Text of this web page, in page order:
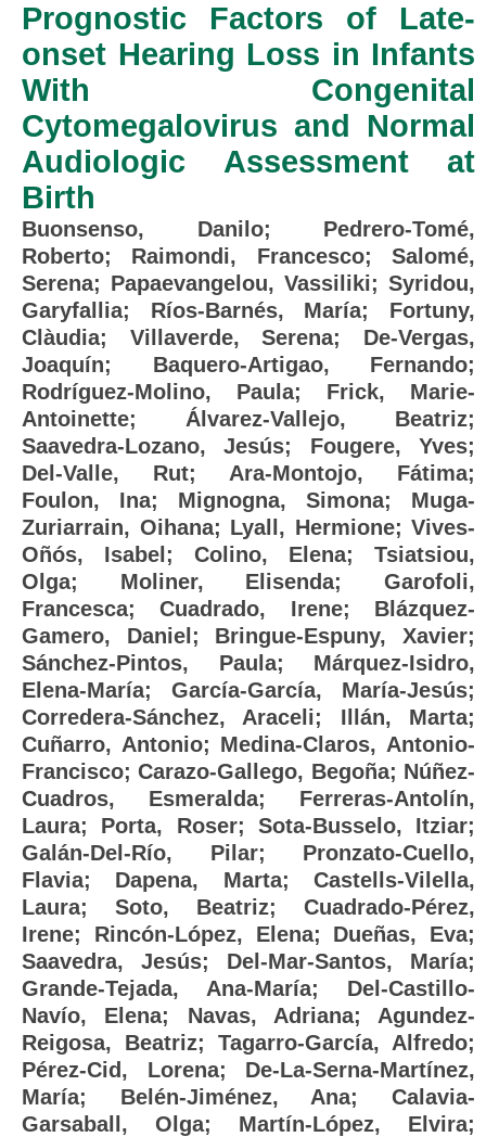
Prognostic Factors of Late-
onset Hearing Loss in Infants
With Congenital
Cytomegalovirus and Normal
Audiologic Assessment at
Birth
Buonsenso, Danilo; Pedrero-Tomé,
Roberto; Raimondi, Francesco;Salomé,
Serena; Papaevangelou, Vassiliki; Syridou,
Garyfallia; Ríos-Barnés, María; Fortuny,
Clàudia; Villaverde, Serena; De-Vergas,
Joaquín; Baquero-Artigao, Fernando;
Rodríguez-Molino, Paula; Frick, Marie-
Antoinette; Álvarez-Vallejo, Beatriz;
Saavedra-Lozano, Jesús; Fougere, Yves;
Del-Valle, Rut; Ara-Montojo, Fátima;
Foulon, Ina; Mignogna, Simona; Muga-
Zuriarrain, Oihana; Lyall, Hermione; Vives-
Oñós, Isabel ; Colino, Elena; Tsiatsiou,
Olga; Moliner, Elisenda;Garofoli,
Francesca;Cuadrado, Irene; Blázquez-
Gamero, Daniel ; Bringue-Espuny, Xavier;
Sánchez-Pintos, Paula; Márquez-Isidro,
Elena-María; García-García, María-Jesús;
Corredera-Sánchez, Araceli; Illán, Marta;
Cuñarro, Antonio; Medina-Claros, Antonio-
Francisco;Carazo-Gallego, Begoña; Núñez-
Cuadros, Esmeralda; Ferreras-Antolín,
Laura; Porta, Roser; Sota-Busselo, Itziar;
Galán-Del-Río, Pilar; Pronzato-Cuello,
Flavia; Dapena, Marta;Castells-Vilella,
Laura; Soto, Beatriz; Cuadrado-Pérez,
Irene; Rincón-López, Elena; Dueñas, Eva;
Saavedra, Jesús; Del-Mar-Santos, María;
Grande-Tejada, Ana-María; Del-Castillo-
Navío, Elena; Navas, Adriana; Agundez-
Reigosa, Beatriz; Tagarro-García, Alfredo;
Pérez-Cid, Lorena; De-La-Serna-Martínez,
María; Belén-Jiménez, Ana;Calavia-
Garsaball, Olga; Martín-López, Elvira;